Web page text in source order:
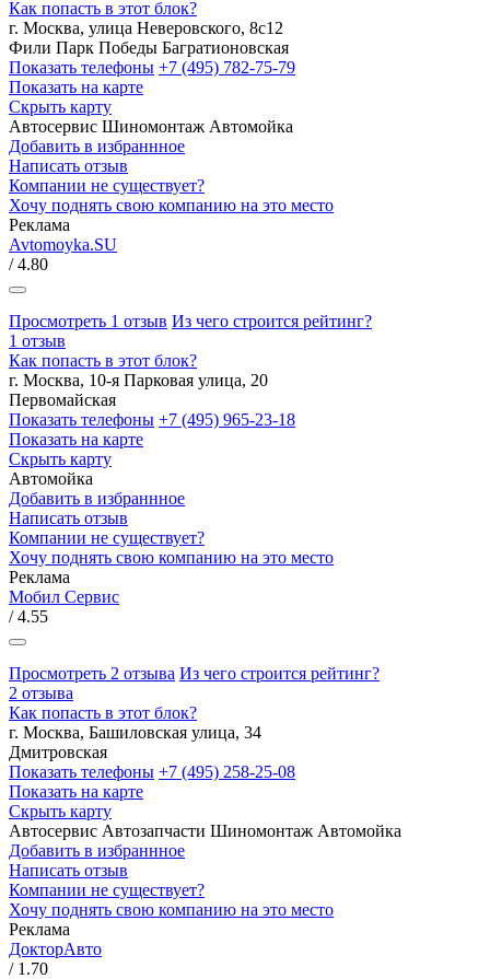
Как попасть в этот блок?
г. Москва, улица Неверовского, 8с12
Фили Парк Победы Багратионовская
Показать телефоны +7 (495) 782-75-79
Показать на карте
Скрыть карту
Автосервис Шиномонтаж Автомойка
Добавить в избраннное
Написать отзыв
Компании не существует?
Хочу поднять свою компанию на это место
Реклама
Avtomoyka.SU
/ 4.80
Просмотреть 1 отзыв Из чего строится рейтинг?
1 отзыв
Как попасть в этот блок?
г. Москва, 10-я Парковая улица, 20
Первомайская
Показать телефоны +7 (495) 965-23-18
Показать на карте
Скрыть карту
Автомойка
Добавить в избраннное
Написать отзыв
Компании не существует?
Хочу поднять свою компанию на это место
Реклама
Мобил Сервис
/ 4.55
Просмотреть 2 отзыва Из чего строится рейтинг?
2 отзыва
Как попасть в этот блок?
г. Москва, Башиловская улица, 34
Дмитровская
Показать телефоны +7 (495) 258-25-08
Показать на карте
Скрыть карту
Автосервис Автозапчасти Шиномонтаж Автомойка
Добавить в избраннное
Написать отзыв
Компании не существует?
Хочу поднять свою компанию на это место
Реклама
ДокторАвто
/ 1.70